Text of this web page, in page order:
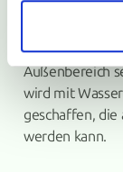
Wir sind für
Lasershow für
Außenbereich
wird mit
geschaffen,
werden kann.